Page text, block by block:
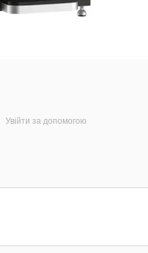
Увійти за допомогою